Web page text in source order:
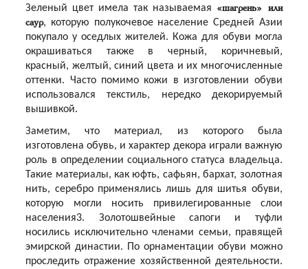
Зеленый цвет имела так называемая «шагрень» или
саур, которую полукочевое население Средней Азии
покупало у оседлых жителей. Кожа для обуви могла
окрашиваться также в черный, коричневый,
красный, желтый, синий цвета и их многочисленные
оттенки. Часто помимо кожи в изготовлении обуви
использовался текстиль, нередко декорируемый
вышивкой.
Заметим, что материал, из которого была
изготовлена обувь, и характер декора играли важную
роль в определении социального статуса владельца.
Такие материалы, как юфть, сафьян, бархат, золотная
нить, серебро применялись лишь для шитья обуви,
которую могли носить привилегированные слои
населения3. Золотошвейные сапоги и туфли
носились исключительно членами семьи, правящей
эмирской династии. По орнаментации обуви можно
проследить отражение хозяйственной деятельности.